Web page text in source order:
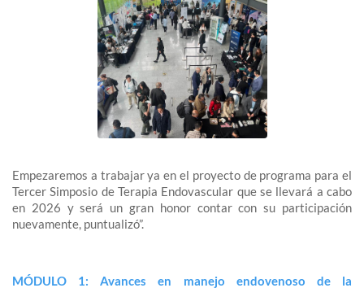
Empezaremos a trabajar ya en el proyecto de programa para el
Tercer Simposio de Terapia Endovascular que se llevará a cabo
en 2026 y será un gran honor contar con su participación
nuevamente, puntualizó”.
MÓDULO 1: Avances en manejo endovenoso de la